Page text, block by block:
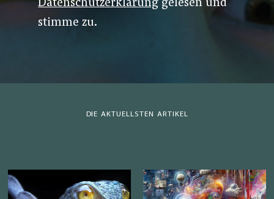
Datenschutzerklärung gelesen und
stimme zu.
DIE AKTUELLSTEN ARTIKEL